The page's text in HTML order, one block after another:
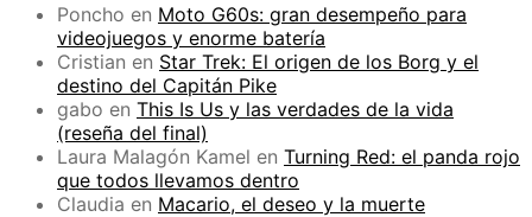
Poncho en Moto G60s: gran desempeño para
videojuegos y enorme batería
Cristian en Star Trek: El origen de los Borg y el
destino del Capitán Pike
gabo en This Is Us y las verdades de la vida
(reseña del final)
Laura Malagón Kamel en Turning Red: el panda rojo
que todos llevamos dentro
Claudia en Macario, el deseo y la muerte